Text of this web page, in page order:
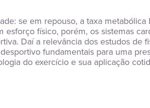
se em repouso, a taxa metabólica
físico, porém, os sistemas
Daí a relevância dos estudos de
fundamentais para uma
do exercício e sua aplicação